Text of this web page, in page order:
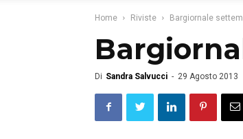
Home Riviste Bargiornale
Di Sandra Salvucci - 29 Agosto 2013